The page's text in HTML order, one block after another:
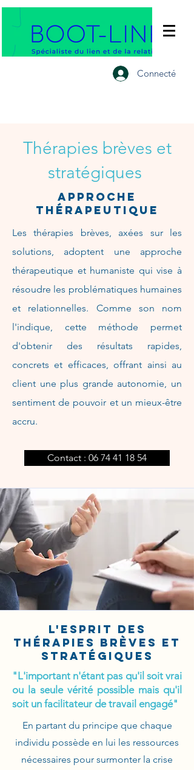
Connecté
Thérapies brèves et
stratégiques
approche
thérapeutique
Les thérapies brèves, axées sur les
solutions, adoptent une approche
thérapeutique et humaniste qui vise à
résoudre les problématiques humaines
et relationnelles. Comme son nom
l'indique, cette méthode permet
d'obtenir des résultats rapides,
concrets et efficaces, offrant ainsi au
client une plus grande autonomie, un
sentiment de pouvoir et un mieux-être
accru.
Contact : 06 74 41 18 54​
l'esprit des
thérapies brèves et
stratégiques
"L'important n'étant pas qu'il soit vrai
ou la seule vérité possible mais qu'il
soit un facilitateur de travail engagé"
En partant du principe que chaque
individu possède en lui les ressources
nécessaires pour surmonter la crise